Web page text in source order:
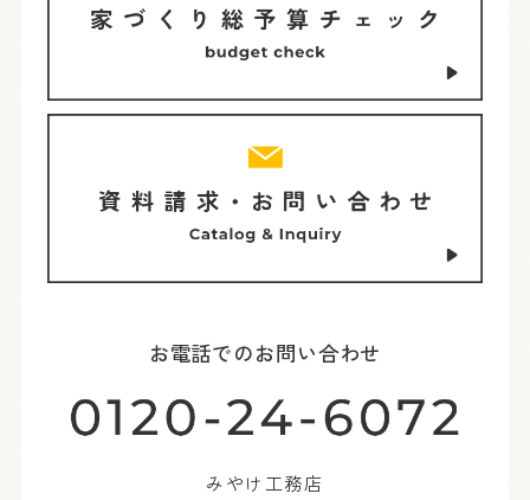
お電話でのお問い合わせ
みやけ工務店